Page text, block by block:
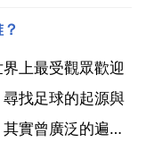
練 養生 怡情的
哲學拳 太極拳
上最受觀眾歡迎
找足球的起源與
實曾廣泛的遍佈